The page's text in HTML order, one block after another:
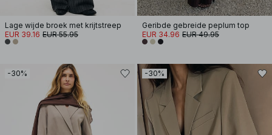
Lage wijde broek met krijtstreep
EUR 39.16 EUR 55.95
Geribde gebreide peplum top
EUR 34.96 EUR 49.95
-30% -30%